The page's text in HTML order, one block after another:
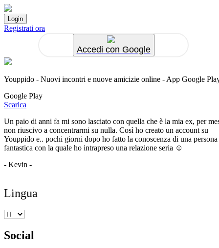
Registrati ora
Accedi con Google
Youppido - Nuovi incontri e nuove amicizie online - App Google
Google Play
Scarica
Un paio di anni fa mi sono lasciato con quella che è la mia ex, per
non riuscivo a concentrarmi su nulla. Così ho creato un account su
Youppido e.. pochi giorni dopo ho fatto la conoscenza di una persona
fantastica con la quale ho intrapreso una relazione seria ☺️
- Kevin -
Lingua
Social